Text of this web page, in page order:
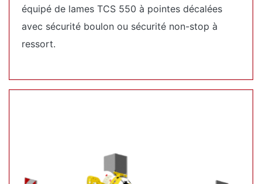
équipé de lames TCS 550 à pointes décalées
avec sécurité boulon ou sécurité non-stop à
ressort.